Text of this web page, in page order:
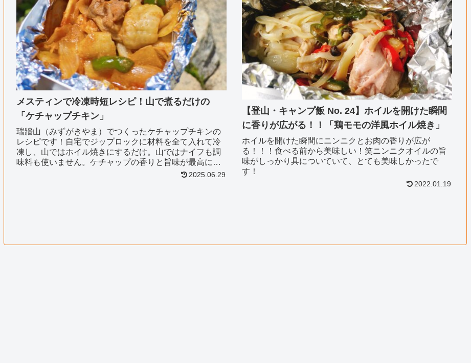
メスティンで冷凍時短レシピ！山で煮るだけの
「ケチャップチキン」
瑞牆山（みずがきやま）でつくったケチャップチキンの
レシピです！自宅でジップロックに材料を全て入れて冷
凍し、山ではホイル焼きにするだけ。山ではナイフも調
味料も使いません。ケチャップの香りと旨味が最高に美
2025.06.29
【登山・キャンプ飯 No. 24】ホイルを開けた瞬間
に香りが広がる！！「鶏モモの洋風ホイル焼き」
ホイルを開けた瞬間にニンニクとお肉の香りが広が
る！！！食べる前から美味しい！笑ニンニクオイルの旨
味がしっかり具についていて、とても美味しかったで
す！
2022.01.19